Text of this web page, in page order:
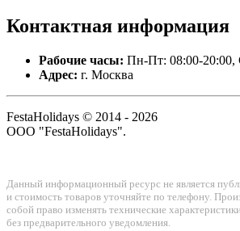
Контактная информация
Рабочие часы: Пн-Пт: 08:00-20:00,
Адрес: г. Москва
FestaHolidays © 2014 - 2026
ООО "FestaHolidays".
Данный информационный ресурс не является
и стоимость товаров уточняйте по телефону.
собой право изменять технические
без предварительного уведомления.